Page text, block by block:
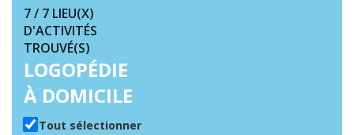
7/ 7 LIEU(X)
D'ACTIVITÉS
TROUVÉ(S)
LOGOPÉDIE
À DOMICILE
Tout sélectionner